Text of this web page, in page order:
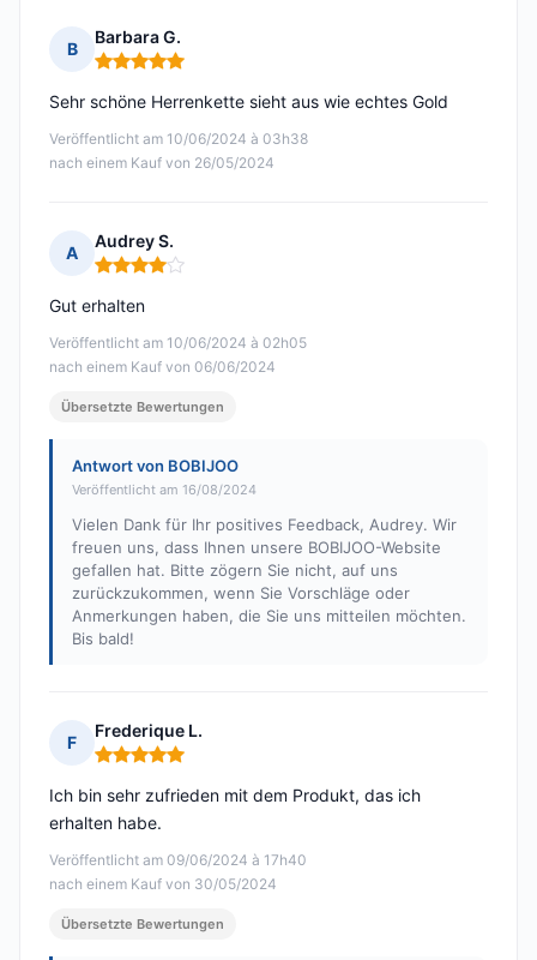
B
Barbara G.
Hinweis: 5 von 5
Veröffentlicht am 10/06/2024 à 03h38
nach einem Kauf von 26/05/2024
Sehr schöne Herrenkette sieht aus wie echtes Gold
A
Audrey S.
Hinweis: 4 von 5
Veröffentlicht am 10/06/2024 à 02h05
nach einem Kauf von 06/06/2024
Gut erhalten
Übersetzte Bewertungen
Antwort von BOBIJOO
Veröffentlicht am 16/08/2024
Vielen Dank für Ihr positives Feedback, Audrey. Wir
freuen uns, dass Ihnen unsere BOBIJOO-Website
gefallen hat. Bitte zögern Sie nicht, auf uns
zurückzukommen, wenn Sie Vorschläge oder
Anmerkungen haben, die Sie uns mitteilen möchten.
Bis bald!
F
Frederique L.
Hinweis: 5 von 5
Veröffentlicht am 09/06/2024 à 17h40
nach einem Kauf von 30/05/2024
Ich bin sehr zufrieden mit dem Produkt, das ich
erhalten habe.
Übersetzte Bewertungen